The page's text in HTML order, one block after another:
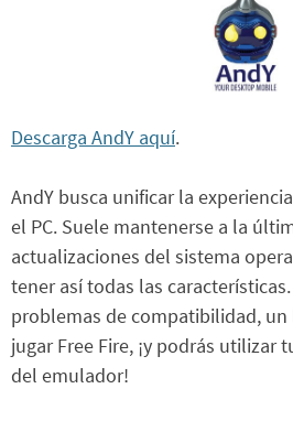
Descarga AndY aquí.
AndY busca unificar la
el PC. Suele mantenerse a la
actualizaciones del sistema
tener así todas las
problemas de compatibilidad,
jugar Free Fire, ¡y podrás utilizar
del emulador!